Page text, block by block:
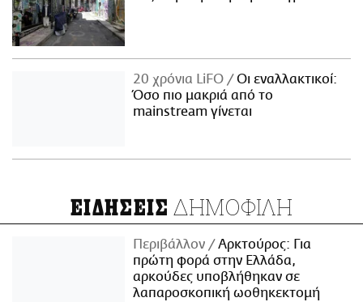
20 χρόνια LiFO
Οι εναλλακτικοί:
Όσο πιο μακριά από το
mainstream γίνεται
ΕΙΔΗΣΕΙΣ ΔΗΜΟΦΙΛΗ
Περιβάλλον
Αρκτούρος: Για
πρώτη φορά στην Ελλάδα,
αρκούδες υποβλήθηκαν σε
λαπαροσκοπική ωοθηκεκτομή